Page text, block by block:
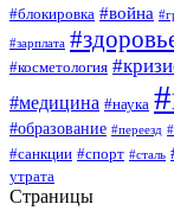
#блокировка #война
#зарплата
#косметология
#медицина #наука
#образование #переезд
#санкции #спорт #сталь
утрата
Страницы